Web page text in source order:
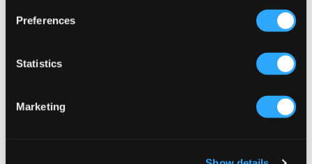
Preferences
Statistics
Marketing
SWEAT SHORT
JACKSON LINEN SHORTS